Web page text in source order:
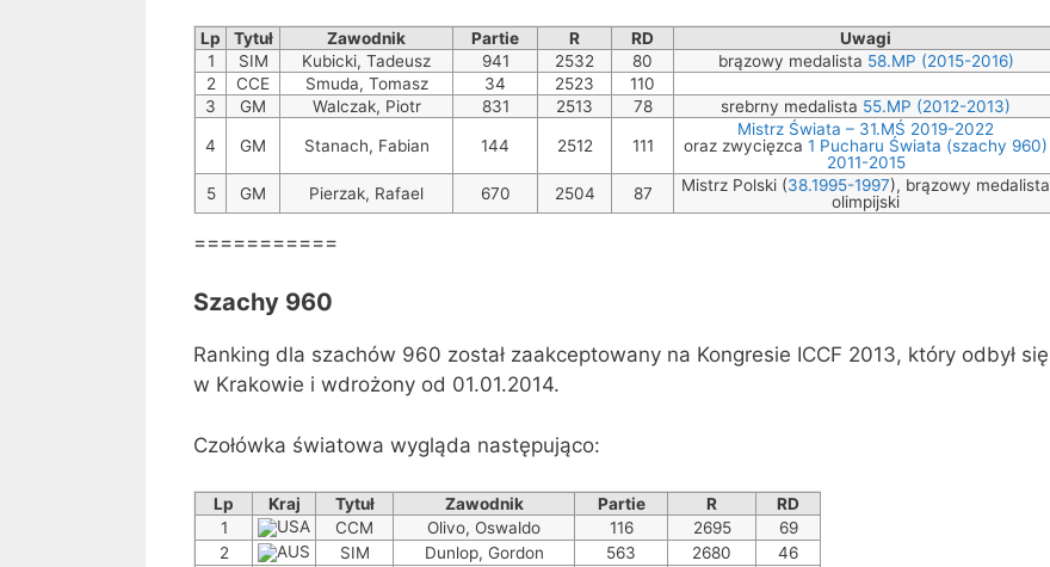
Lp Tytuł Zawodnik Partie R RD
Uwagi
1
SIM Kubicki, Tadeusz 941 2532 80 brązowy medalista 58.MP (2015-2016)
2
CCE Smuda, Tomasz 34 2523
110
3
GM Walczak, Piotr 831 2513 78 srebrny medalista 55.MP (2012-2013)
4 GM Stanach, Fabian 144 2512 111
Mistrz Świata – 31.MŚ 2019-2022
oraz zwycięzca 1 Pucharu Świata (szachy 960)
2011-2015
5
GM Pierzak, Rafael 670 2504 87 Mistrz Polski (38.1995-1997), brązowy medalista
olimpijski
===========
Szachy 960
Ranking dla szachów 960 został zaakceptowany na Kongresie ICCF 2013, który odbył się
w Krakowie i wdrożony od 01.01.2014.
Czołówka światowa wygląda następująco:
Lp Kraj Tytuł Zawodnik Partie R
RD
1
CCM Olivo, Oswaldo 116 2695
69
2
SIM Dunlop, Gordon 563 2680
46